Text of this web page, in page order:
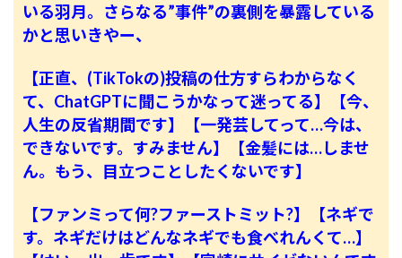
いる羽月。さらなる”事件”の裏側を暴露している
かと思いきやー、
【正直、(TikTokの)投稿の仕方すらわからなく
て、ChatGPTに聞こうかなって迷ってる】【今、
人生の反省期間です】【一発芸してって…今は、
できないです。すみません】【金髪には…しませ
ん。もう、目立つことしたくないです】
【ファンミって何?ファーストミット?】【ネギで
す。ネギだけはどんなネギでも食べれんくて…】